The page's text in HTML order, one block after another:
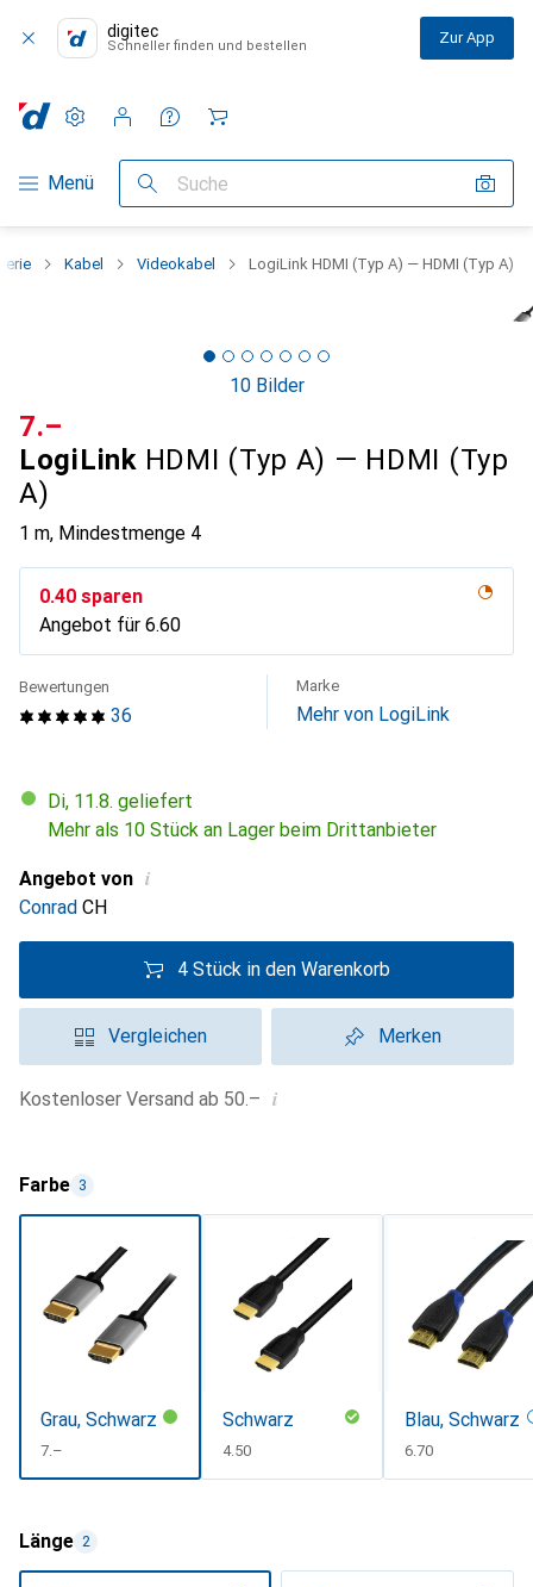
digitec
Schneller finden und bestellen Zur App
Navigation nach Kategorien
Menü Suche
Einstellungen
Kundenkonto
Vergleichslisten
Merklisten
Warenkorb
Kabel Videokabel LogiLink HDMI (Typ A) — HDMI (Typ A)
10 Bilder
LogiLink HDMI (Typ A) — HDMI (Typ
A)
1 m, Mindestmenge 4
CHF
7.–
CHF
0.40 sparen
Angebot für CHF
6.60
36
Bewertungen Marke
Mehr von LogiLink
Di, 11.8. geliefert
Mehr als 10 Stück an Lager beim Drittanbieter
Angebot von i
Conrad CH
4 Stück in den Warenkorb
Vergleichen Merken
Kostenloser Versand ab 50.– i
Farbe 3
Grau, Schwarz
CHF
7.–
Schwarz
CHF
4.50
Blau, Schwarz
CHF
6.70
Länge 2